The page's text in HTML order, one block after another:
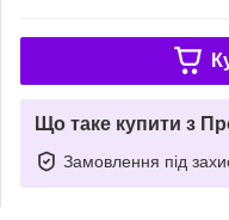
Що таке купити з
Замовлення під